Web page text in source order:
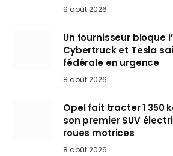
9 août 2026
Un fournisseur bloque
Cybertruck et Tesla
fédérale en urgence
8 août 2026
Opel fait tracter 1 350
son premier SUV
roues motrices
8 août 2026